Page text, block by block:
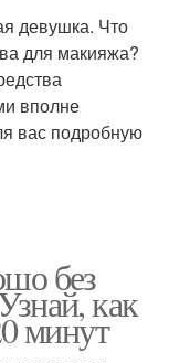
девушка. Что
для макияжа?
вполне
вас подробную
без
как
минут